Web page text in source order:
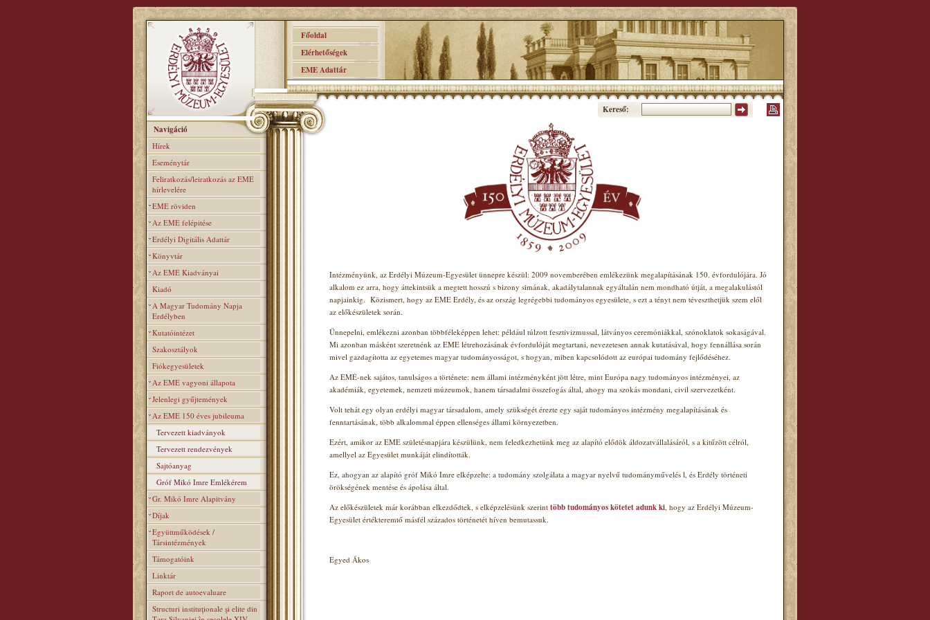
Főoldal
Elérhetőségek
EME Adattár
Kereső:
Navigáció
Hírek
Eseménytár
Feliratkozás/leiratkozás az EME
hírlevelére
EME röviden
Az EME felépitése
Erdélyi Digitális Adattár
Könyvtár
Az EME Kiadványai
Kiadó
A Magyar Tudomány Napja
Erdélyben
Kutatóintézet
Szakosztályok
Fiókegyesületek
Az EME vagyoni állapota
Jelenlegi gyűjtemények
Az EME 150 éves jubileuma
Tervezett kiadványok
Tervezett rendezvények
Sajtóanyag
Gróf Mikó Imre Emlékérem
Gr. Mikó Imre Alapitvány
Díjak
Együttműködések /
Társintézmények
Támogatóink
Linktár
Raport de autoevaluare
Structuri instituţionale şi elite din
Intézményünk, az Erdélyi Múzeum-Egyesület ünnepre készül: 2009 novemberében emlékezünk megalapításának 150. évfordulójára. Jó
alkalom ez arra, hogy áttekintsük a megtett hosszú s bizony simának, akadálytalannak egyáltalán nem mondható útját, a megalakulástól
napjainkig. Közismert, hogy az EME Erdély, és az ország legrégebbi tudományos egyesülete, s ezt a tényt nem téveszthetjük szem elől
az előkészületek során.
Ünnepelni, emlékezni azonban többféleképpen lehet: például túlzott fesztivizmussal, látványos ceremóniákkal, szónoklatok sokaságával.
Mi azonban másként szeretnénk az EME létrehozásának évfordulóját megtartani, nevezetesen annak kutatásával, hogy fennállása során
mivel gazdagította az egyetemes magyar tudományosságot, s hogyan, miben kapcsolódott az európai tudomány fejlődéséhez.
Az EMÉ-nek sajátos, tanulságos a története: nem állami intézményként jött létre, mint Európa nagy tudományos intézményei, az
akadémiák, egyetemek, nemzeti múzeumok, hanem társadalmi összefogás által, ahogy ma szokás mondani, civil szervezetként.
Volt tehát egy olyan erdélyi magyar társadalom, amely szükségét érezte egy saját tudományos intézmény megalapításának és
fenntartásának, több alkalommal éppen ellenséges állami környezetben.
Ezért, amikor az EME születésnapjára készülünk, nem feledkezhetünk meg az alapító elődök áldozatvállalásáról, s a kitűzött célról,
amellyel az Egyesület munkáját elindították.
Ez, ahogyan az alapító gróf Mikó Imre elképzelte: a tudomány szolgálata a magyar nyelvű tudományművelés l, és Erdély történeti
örökségének mentése és ápolása által.
Az előkészületek már korábban elkezdődtek, s elképzelésünk szerint több tudományos kötetet adunk ki, hogy az Erdélyi Múzeum-
Egyesület értékteremtő másfél százados történetét híven bemutassuk.
Egyed Ákos